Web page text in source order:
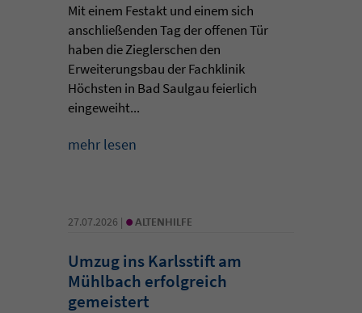
Mit einem Festakt und einem sich
anschließenden Tag der offenen Tür
haben die Zieglerschen den
Erweiterungsbau der Fachklinik
Höchsten in Bad Saulgau feierlich
eingeweiht...
mehr lesen
27.07.2026 | • ALTENHILFE
Umzug ins Karlsstift am
Mühlbach erfolgreich
gemeistert